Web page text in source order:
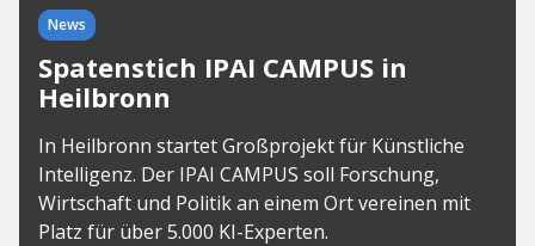
News
Spatenstich IPAI CAMPUS in
Heilbronn
In Heilbronn startet Großprojekt für Künstliche
Intelligenz. Der IPAI CAMPUS soll Forschung,
Wirtschaft und Politik an einem Ort vereinen mit
Platz für über 5.000 KI-Experten.